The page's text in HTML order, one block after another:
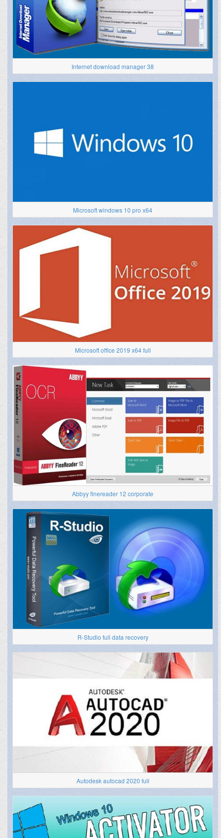
Internet download manager 38
Microsoft windows 10 pro x64
Microsoft office 2019 x64 full
Abbyy finereader 12 corporate
R-Studio full data recovery
Autodesk autocad 2020 full